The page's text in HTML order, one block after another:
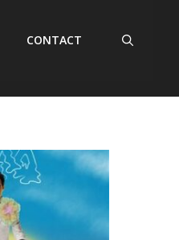
CONTACT